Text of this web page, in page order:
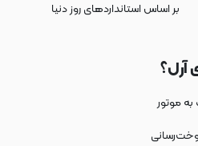
بر اساس استانداردهای روز دنیا
آرل؟
موتور